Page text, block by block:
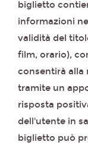
biglietto
informazioni
validità del
film, orario),
consentirà alla
tramite un
risposta
dell'utente in
biglietto può